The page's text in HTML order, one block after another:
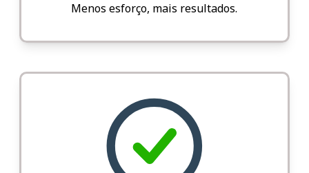
Menos esforço, mais resultados.